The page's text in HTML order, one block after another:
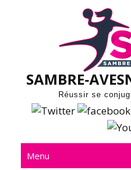
SAMBRE-
Réussir se
Menu